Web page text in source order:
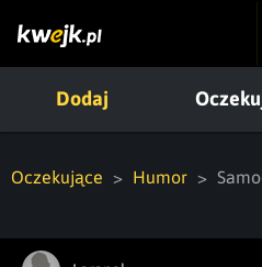
Dodaj
Oczekujące Humor